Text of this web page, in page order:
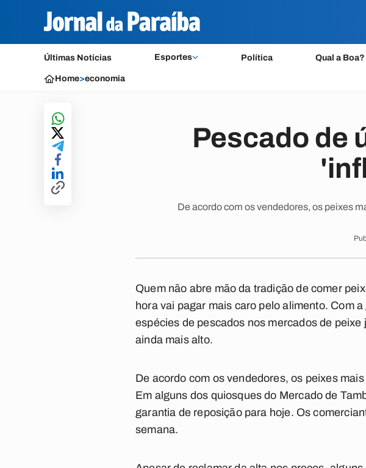
Últimas Notícias Esportes Política Qual a Boa?
Home>economia
Pescado de
De acordo com os vendedores, os peixes
Quem não abre mão da tradição de comer
hora vai pagar mais caro pelo alimento. Com
espécies de pescados nos mercados de
ainda mais alto.
De acordo com os vendedores, os peixes
Em alguns dos quiosques do Mercado de
garantia de reposição para hoje. Os
semana.